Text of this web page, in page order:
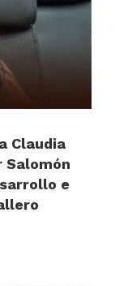
Claudia
Salomón
e